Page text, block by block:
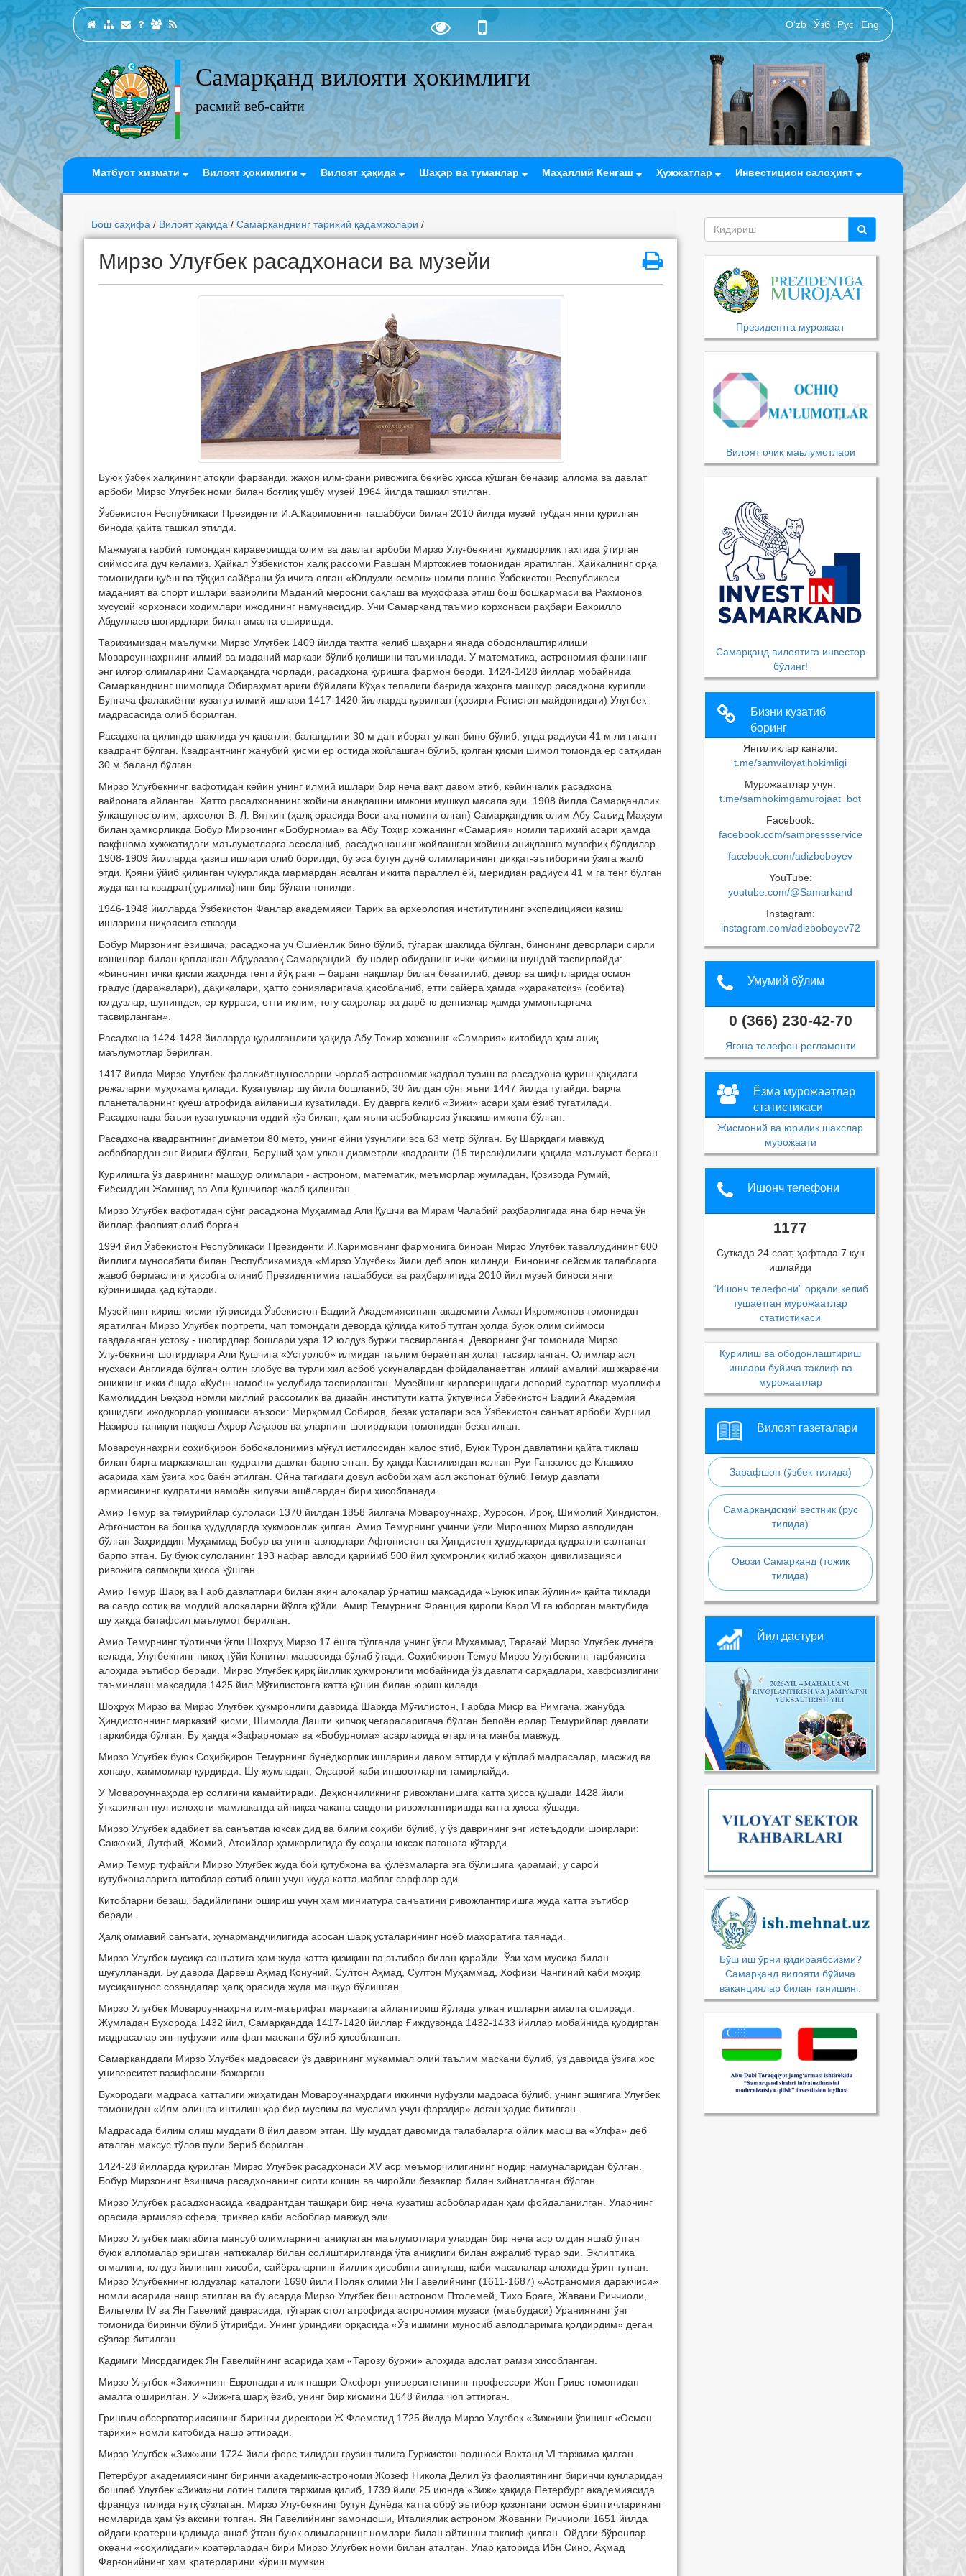
O‘zb Ўзб Рус Eng
Самарқанд вилояти ҳокимлиги
расмий веб-сайти
Матбуот хизмати Вилоят ҳокимлиги Вилоят ҳақида Шаҳар ва туманлар Маҳаллий Кенгаш Ҳужжатлар Инвестицион салоҳият
Бош саҳифа / Вилоят ҳақида / Самарқанднинг тарихий қадамжолари /
Мирзо Улуғбек расадхонаси ва музейи
Буюк ўзбек халқининг атоқли фарзанди, жаҳон илм-фани ривожига беқиёс ҳисса қўшган беназир аллома ва давлат
арбоби Мирзо Улуғбек номи билан боғлиқ ушбу музей 1964 йилда ташкил этилган.
Ўзбекистон Республикаси Президенти И.А.Каримовнинг ташаббуси билан 2010 йилда музей тубдан янги қурилган
бинода қайта ташкил этилди.
Мажмуага ғарбий томондан кираверишда олим ва давлат арбоби Мирзо Улуғбекнинг ҳукмдорлик тахтида ўтирган
сиймосига дуч келамиз. Ҳайкал Ўзбекистон xалқ рассоми Равшан Миртожиев томонидан яратилган. Ҳайкалнинг орқа
томонидаги қуёш ва тўққиз сайёрани ўз ичига олган «Юлдузли осмон» номли панно Ўзбекистон Республикаси
маданият ва спорт ишлари вазирлиги Маданий меросни сақлаш ва муҳофаза этиш бош бошқармаси ва Рахмонов
хусусий корхонаси ходимлари ижодининг намунасидир. Уни Самарқанд таъмир корхонаси раҳбари Бахрилло
Абдуллаев шогирдлари билан амалга оширишди.
Тарихимиздан маълумки Мирзо Улуғбек 1409 йилда тахтга келиб шаҳарни янада ободонлаштирилиши
Мовароуннаҳрнинг илмий ва маданий маркази бўлиб қолишини таъминлади. У математика, астрономия фанининг
энг илғор олимларини Самарқандга чорлади, расадхона қуришга фармон берди. 1424-1428 йиллар мобайнида
Самарқанднинг шимолида Обираҳмат ариғи бўйидаги Кўҳак тепалиги бағрида жаҳонга машҳур расадхона қурилди.
Бунгача фалакиётни кузатув илмий ишлари 1417-1420 йилларда қурилган (ҳозирги Регистон майдонидаги) Улуғбек
мадрасасида олиб борилган.
Расадхона цилиндр шаклида уч қаватли, баландлиги 30 м дан иборат улкан бино бўлиб, унда радиуси 41 м ли гигант
квадрант бўлган. Квадрантнинг жанубий қисми ер остида жойлашган бўлиб, қолган қисми шимол томонда ер сатҳидан
30 м баланд бўлган.
Мирзо Улуғбекнинг вафотидан кейин унинг илмий ишлари бир неча вақт давом этиб, кейинчалик расадхона
вайронага айланган. Ҳатто расадхонанинг жойини аниқлашни имкони мушкул масала эди. 1908 йилда Самарқандлик
ўлкашунос олим, археолог В. Л. Вяткин (ҳалқ орасида Воси ака номини олган) Самарқандлик олим Абу Саъид Маҳзум
билан ҳамкорликда Бобур Мирзонинг «Бобурнома» ва Абу Тоҳир хожанинг «Самария» номли тарихий асари ҳамда
вақфнома хужжатидаги маълумотларга асосланиб, расадхонанинг жойлашган жойини аниқлашга мувофиқ бўлдилар.
1908-1909 йилларда қазиш ишлари олиб борилди, бу эса бутун дунё олимларининг диққат-эътиборини ўзига жалб
этди. Қояни ўйиб қилинган чуқурликда мармардан ясалган иккита параллел ёй, меридиан радиуси 41 м га тенг бўлган
жуда катта квадрат(қурилма)нинг бир бўлаги топилди.
1946-1948 йилларда Ўзбекистон Фанлар академияси Тарих ва археология институтининг экспедицияси қазиш
ишларини ниҳоясига етказди.
Бобур Мирзонинг ёзишича, расадхона уч Ошиёнлик бино бўлиб, тўгарак шаклида бўлган, бинонинг деворлари сирли
кошинлар билан қопланган Абдураззоқ Самарқандий. бу нодир обиданинг ички қисмини шундай тасвирлайди:
«Бинонинг ички қисми жаҳонда тенги йўқ ранг – баранг нақшлар билан безатилиб, девор ва шифтларида осмон
градус (даражалари), дақиқалари, ҳатто сонияларигача ҳисобланиб, етти сайёра ҳамда «ҳаракатсиз» (собита)
юлдузлар, шунингдек, ер курраси, етти иқлим, тоғу саҳролар ва дарё-ю денгизлар ҳамда уммонларгача
тасвирланган».
Расадхона 1424-1428 йилларда қурилганлиги ҳақида Абу Тохир хожанинг «Самария» китобида ҳам аниқ
маълумотлар берилган.
1417 йилда Мирзо Улуғбек фалакиётшуносларни чорлаб астрономик жадвал тузиш ва расадхона қуриш ҳақидаги
режаларни муҳокама қилади. Кузатувлар шу йили бошланиб, 30 йилдан сўнг яъни 1447 йилда тугайди. Барча
планеталарнинг қуёш атрофида айланиши кузатилади. Бу даврга келиб «Зижи» асари ҳам ёзиб тугатилади.
Расадхонада баъзи кузатувларни оддий кўз билан, ҳам яъни асбобларсиз ўтказиш имкони бўлган.
Расадхона квадрантнинг диаметри 80 метр , унинг ёйни узунлиги эса 63 метр бўлган. Бу Шарқдаги мавжуд
асбоблардан энг йириги бўлган, Беруний ҳам улкан диаметрли квадранти (15 тирсак)лилиги ҳақида маълумот берган.
Қурилишга ўз даврининг машҳур олимлари - астроном, математик, меъморлар жумладан, Қозизода Румий,
Ғиёсиддин Жамшид ва Али Қушчилар жалб қилинган.
Мирзо Улуғбек вафотидан сўнг расадхона Муҳаммад Али Қушчи ва Мирам Чалабий раҳбарлигида яна бир неча ўн
йиллар фаолият олиб борган.
1994 йил Ўзбекистон Республикаси Президенти И.Каримовнинг фармонига биноан Мирзо Улуғбек таваллудининг 600
йиллиги муносабати билан Республикамизда «Мирзо Улуғбек» йили деб элон қилинди. Бинонинг сейсмик талабларга
жавоб бермаслиги ҳисобга олиниб Президентимиз ташаббуси ва раҳбарлигида 2010 йил музей биноси янги
кўринишида қад кўтарди.
Музейнинг кириш қисми тўғрисида Ўзбекистон Бадиий Академиясининг академиги Акмал Икромжонов томонидан
яратилган Мирзо Улуғбек портрети, чап томондаги деворда қўлида китоб тутган ҳолда буюк олим сиймоси
гавдаланган устозу - шогирдлар бошлари узра 12 юлдуз буржи тасвирланган. Деворнинг ўнг томонида Мирзо
Улуғбекнинг шогирдлари Али Қушчига «Устурлоб» илмидан таълим бераётган ҳолат тасвирланган. Олимлар асл
нусхаси Англияда бўлган олтин глобус ва турли хил асбоб ускуналардан фойдаланаётган илмий амалий иш жараёни
эшикнинг икки ёнида «Қуёш намоён» услубида тасвирланган. Музейнинг кираверишдаги деворий суратлар муаллифи
Камолиддин Беҳзод номли миллий рассомлик ва дизайн институти катта ўқтувчиси Ўзбекистон Бадиий Академия
қошидаги ижодкорлар уюшмаси аъзоси: Мирҳомид Собиров, безак усталари эса Ўзбекистон санъат арбоби Хуршид
Назиров таниқли наққош Аҳрор Асқаров ва уларнинг шогирдлари томонидан безатилган.
Мовароуннаҳрни соҳибқирон бобокалонимиз мўғул истилосидан халос этиб, Буюк Турон давлатини қайта тиклаш
билан бирга марказлашган қудратли давлат барпо этган. Бу ҳақда Кастилиядан келган Руи Ганзалес де Клавихо
асарида хам ўзига хос баён этилган. Ойна тагидаги довул асбоби ҳам асл экспонат бўлиб Темур давлати
армиясининг қудратини намоён қилувчи ашёлардан бири ҳисобланади.
Амир Темур ва темурийлар сулоласи 1370 йилдан 1858 йилгача Мовароуннаҳр, Хуросон, Ироқ, Шимолий Ҳиндистон,
Афғонистон ва бошқа ҳудудларда ҳукмронлик қилган. Амир Темурнинг учинчи ўғли Мироншоҳ Мирзо авлодидан
бўлган Заҳриддин Муҳаммад Бобур ва унинг авлодлари Афғонистон ва Ҳиндистон ҳудудларида қудратли салтанат
барпо этган. Бу буюк сулоланинг 193 нафар авлоди қарийиб 500 йил ҳукмронлик қилиб жаҳон цивилизацияси
ривожига салмоқли ҳисса қўшган.
Амир Темур Шарқ ва Ғарб давлатлари билан яқин алоқалар ўрнатиш мақсадида «Буюк ипак йўлини» қайта тиклади
ва савдо сотиқ ва моддий алоқаларни йўлга қўйди. Амир Темурнинг Франция қироли Карл VI га юборган мактубида
шу ҳақда батафсил маълумот берилган.
Амир Темурнинг тўртинчи ўғли Шоҳруҳ Мирзо 17 ёшга тўлганда унинг ўғли Муҳаммад Тарағай Мирзо Улуғбек дунёга
келади, Улуғбекнинг никоҳ тўйи Конигил мавзесида бўлиб ўтади. Соҳибқирон Темур Мирзо Улуғбекнинг тарбиясига
алоҳида эътибор беради. Мирзо Улуғбек қирқ йиллик ҳукмронлиги мобайнида ўз давлати сарҳадлари, хавфсизлигини
таъминлаш мақсадида 1425 йил Мўғилистонга катта қўшин билан юриш қилади.
Шоҳруҳ Мирзо ва Мирзо Улуғбек ҳукмронлиги даврида Шарқда Мўғилистон, Ғарбда Миср ва Римгача, жанубда
Ҳиндистоннинг марказий қисми, Шимолда Дашти қипчоқ чегараларигача бўлган бепоён ерлар Темурийлар давлати
таркибида бўлган. Бу ҳақда «Зафарнома» ва «Бобурнома» асарларида етарлича манба мавжуд.
Мирзо Улуғбек буюк Соҳибқирон Темурнинг бунёдкорлик ишларини давом эттирди у кўплаб мадрасалар, масжид ва
хонақо, хаммомлар қурдирди. Шу жумладан, Оқсарой каби иншоотларни тамирлайди.
У Мовароуннаҳрда ер солиғини камайтиради. Деҳқончиликнинг ривожланишига катта ҳисса қўшади 1428 йили
ўтказилган пул ислоҳоти мамлакатда айниқса чакана савдони ривожлантиришда катта ҳисса қўшади.
Мирзо Улуғбек адабиёт ва санъатда юксак дид ва билим соҳиби бўлиб, у ўз даврининг энг истеъдодли шоирлари:
Саккокий, Лутфий, Жомий, Атоийлар ҳамкорлигида бу соҳани юксак пағонага кўтарди.
Амир Темур туфайли Мирзо Улуғбек жуда бой қутубхона ва қўлёзмаларга эга бўлишига қарамай, у сарой
кутубхоналарига китоблар сотиб олиш учун жуда катта маблағ сарфлар эди.
Китобларни безаш, бадийлигини ошириш учун ҳам миниатура санъатини ривожлантиришга жуда катта эътибор
беради.
Ҳалқ оммавий санъати, ҳунармандчилигида асосан шарқ усталарининг ноёб маҳоратига таянади.
Мирзо Улуғбек мусиқа санъатига ҳам жуда катта қизиқиш ва эътибор билан қарайди. Ўзи ҳам мусиқа билан
шуғулланади. Бу даврда Дарвеш Аҳмад Қонуний, Султон Аҳмад, Султон Муҳаммад, Хофизи Чангиний каби моҳир
мусиқашунос созандалар ҳалқ орасида жуда машҳур бўлишган.
Мирзо Улуғбек Мовароуннаҳрни илм-маърифат марказига айлантириш йўлида улкан ишларни амалга оширади.
Жумладан Бухорода 1432 йил, Самарқандда 1417-1420 йиллар Ғиждувонда 1432-1433 йиллар мобайнида қурдирган
мадрасалар энг нуфузли илм-фан маскани бўлиб ҳисобланган.
Самарқанддаги Мирзо Улуғбек мадрасаси ўз даврининг мукаммал олий таълим маскани бўлиб, ўз даврида ўзига хос
университет вазифасини бажарган.
Бухородаги мадраса катталиги жиҳатидан Мовароуннаҳрдаги иккинчи нуфузли мадраса бўлиб, унинг эшигига Улуғбек
томонидан «Илм олишга интилиш ҳар бир муслим ва муслима учун фарздир» деган ҳадис битилган.
Мадрасада билим олиш муддати 8 йил давом этган. Шу муддат давомида талабаларга ойлик маош ва «Улфа» деб
аталган махсус тўлов пули бериб борилган.
1424-28 йилларда қурилган Мирзо Улуғбек расадхонаси XV аср меъморчилигининг нодир намуналаридан бўлган.
Бобур Мирзонинг ёзишича расадхонанинг сирти кошин ва чиройли безаклар билан зийнатланган бўлган.
Мирзо Улуғбек расадхонасида квадрантдан ташқари бир неча кузатиш асбобларидан ҳам фойдаланилган. Уларнинг
орасида армиляр сфера, триквер каби асбоблар мавжуд эди.
Мирзо Улуғбек мактабига мансуб олимларнинг аниқлаган маълумотлари улардан бир неча аср олдин яшаб ўтган
буюк алломалар эришган натижалар билан солиштирилганда ўта аниқлиги билан ажралиб турар эди. Эклиптика
оғмалиги, юлдуз йилининг хисоби, сайёраларнинг йиллик ҳисобини аниқлаш, каби масалалар алоҳида ўрин тутган.
Мирзо Улуғбекнинг юлдузлар каталоги 1690 йили Поляк олими Ян Гавелийнинг (1611-1687) «Астраномия даракчиси»
номли асарида нашр этилган ва бу асарда Мирзо Улуғбек беш астроном Птолемей, Тихо Браге, Жавани Риччиоли,
Вильгелм IV ва Ян Гавелий даврасида, тўгарак стол атрофида астрономия музаси (маъбудаси) Ураниянинг ўнг
томонида биринчи бўлиб ўтирибди. Унинг ўриндиғи орқасида «Ўз ишимни муносиб авлодларимга қолдирдим» деган
сўзлар битилган.
Қадимги Мисрдагидек Ян Гавелийнинг асарида ҳам «Тарозу буржи» алоҳида адолат рамзи хисобланган.
Мирзо Улуғбек «Зижи»нинг Европадаги илк нашри Оксфорт университетининг профессори Жон Гривс томонидан
амалга оширилган. У «Зиж»га шарҳ ёзиб, унинг бир қисмини 1648 йилда чоп эттирган.
Гринвич обсерваториясининг биринчи директори Ж.Флемстид 1725 йилда Мирзо Улуғбек «Зиж»ини ўзининг «Осмон
тарихи» номли китобида нашр эттиради.
Мирзо Улуғбек «Зиж»ини 1724 йили форс тилидан грузин тилига Гуржистон подшоси Вахтанд VI таржима қилган.
Петербург академиясининг биринчи академик-астрономи Жозеф Никола Делил ўз фаолиятининг биринчи кунларидан
бошлаб Улуғбек «Зижи»ни лотин тилига таржима қилиб, 1739 йили 25 июнда «Зиж» ҳақида Петербург академиясида
француз тилида нутқ сўзлаган. Мирзо Улуғбекнинг бутун Дунёда катта обрў эътибор қозонгани осмон ёритгичларининг
номларида ҳам ўз аксини топган. Ян Гавелийнинг замондоши, Италиялик астроном Жованни Риччиоли 1651 йилда
ойдаги кратерни қадимда яшаб ўтган буюк олимларнинг номлари билан айтишни таклиф қилган. Ойдаги бўронлар
океани «соҳилидаги» кратерлардан бири Мирзо Улуғбек номи билан аталган. Улар қаторида Ибн Сино, Аҳмад
Фарғонийнинг ҳам кратерларини кўриш мумкин.
Президентга мурожаат
Вилоят очиқ маьлумотлари
Самарқанд вилоятига инвестор
бўлинг!
Бизни кузатиб
боринг
Янгиликлар канали:
t.me/samviloyatihokimligi
Мурожаатлар учун:
t.me/samhokimgamurojaat_bot
Facebook:
facebook.com/sampressservice
facebook.com/adizboboyev
YouTube:
youtube.com/@Samarkand
Instagram:
instagram.com/adizboboyev72
Умумий бўлим
0 (366) 230-42-70
Ягона телефон регламенти
Ёзма мурожаатлар
статистикаси
Жисмоний ва юридик шахслар
мурожаати
Ишонч телефони
1177
Суткада 24 соат, ҳафтада 7 кун
ишлайди
“Ишонч телефони” орқали келиб
тушаётган мурожаатлар
статистикаси
Қурилиш ва ободонлаштириш
ишлари буйича таклиф ва
мурожаатлар
Вилоят газеталари
Зарафшон (ўзбек тилида)
Самаркандский вестник (рус
тилида)
Овози Самарқанд (тожик
тилида)
Йил дастури
Бўш иш ўрни қидираябсизми?
Самарқанд вилояти бўйича
ваканциялар билан танишинг.